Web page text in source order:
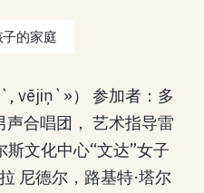
的家庭
vējiņ`»） 参加者：多
声合唱团， 艺术指导雷
斯文化中心“文达”女子
尼德尔，路基特·塔尔